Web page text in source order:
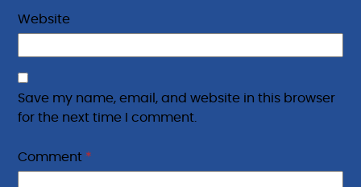
Website
Save my name, email, and website in this browser
for the next time I comment.
Comment *